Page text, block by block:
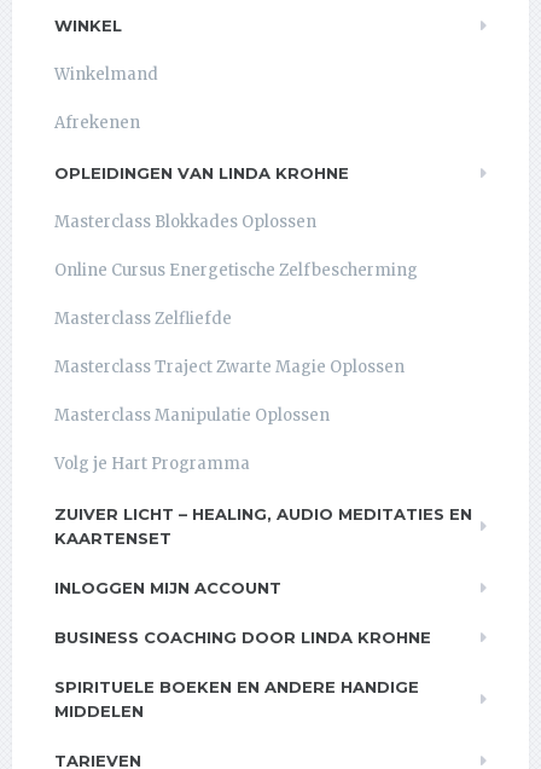
WINKEL
Winkelmand
Afrekenen
OPLEIDINGEN VAN LINDA KROHNE
Masterclass Blokkades Oplossen
Online Cursus Energetische Zelfbescherming
Masterclass Zelfliefde
Masterclass Traject Zwarte Magie Oplossen
Masterclass Manipulatie Oplossen
Volg je Hart Programma
ZUIVER LICHT – HEALING, AUDIO MEDITATIES EN
KAARTENSET
INLOGGEN MIJN ACCOUNT
BUSINESS COACHING DOOR LINDA KROHNE
SPIRITUELE BOEKEN EN ANDERE HANDIGE
MIDDELEN
TARIEVEN